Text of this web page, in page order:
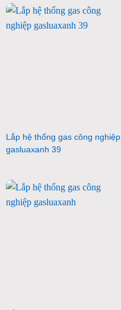
Lắp hệ thống gas công nghiệp
gasluaxanh 39